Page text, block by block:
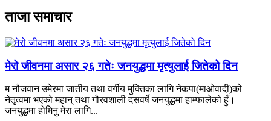
ताजा समाचार
मेरो जीवनमा असार २६ गतेः जनयुद्धमा मृत्युलाई जितेको दिन
म नौजवान उमेरमा जातीय तथा वर्गीय मुक्तिका लागि नेकपा(माओवादी)को
नेतृत्वमा भएको महान् तथा गौरवशाली दसवर्षे जनयुद्धमा हाम्फालेको हुँ।
जनयुद्धमा होमिनु मेरा लागि...